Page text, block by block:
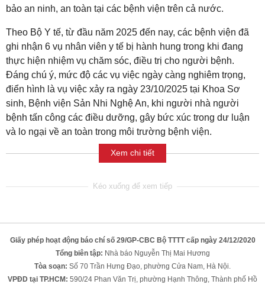
bảo an ninh, an toàn tại các bệnh viện trên cả nước.
Theo Bộ Y tế, từ đầu năm 2025 đến nay, các bệnh viện đã
ghi nhận 6 vụ nhân viên y tế bị hành hung trong khi đang
thực hiện nhiệm vụ chăm sóc, điều trị cho người bệnh.
Đáng chú ý, mức độ các vụ việc ngày càng nghiêm trọng,
điển hình là vụ việc xảy ra ngày 23/10/2025 tại Khoa Sơ
sinh, Bệnh viện Sản Nhi Nghệ An, khi người nhà người
bệnh tấn công các điều dưỡng, gây bức xúc trong dư luận
và lo ngại về an toàn trong môi trường bệnh viện.
Xem chi tiết
Giấy phép hoạt động báo chí số 29/GP-CBC Bộ TTTT cấp ngày 24/12/2020
Tổng biên tập: Nhà báo Nguyễn Thị Mai Hương
Tòa soạn: Số 70 Trần Hưng Đạo, phường Cửa Nam, Hà Nội.
VPĐD tại TP.HCM: 590/24 Phan Văn Trị, phường Hạnh Thông, Thành phố Hồ